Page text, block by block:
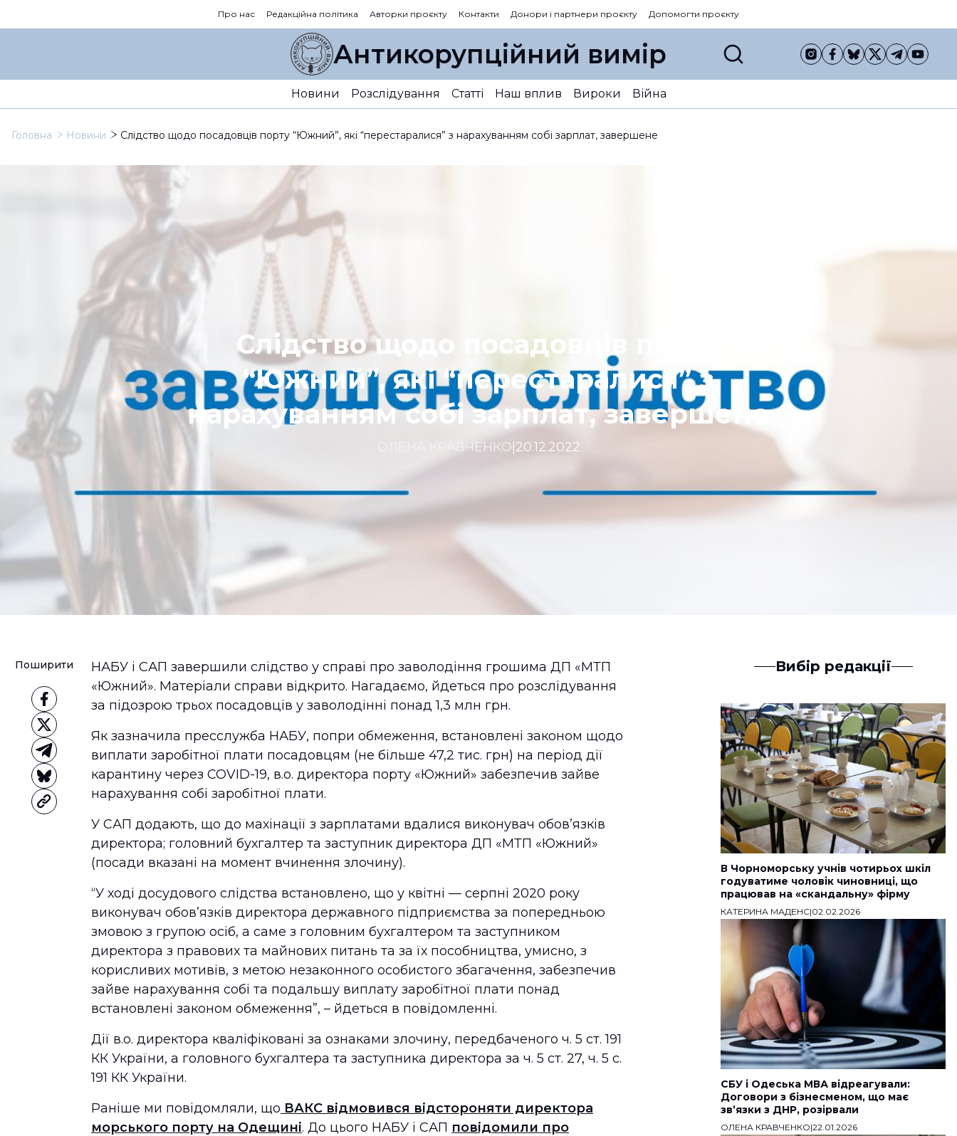
Про нас Редакційна політика Авторки проєкту Контакти Донори і партнери проєкту Допомогти проєкту
Антикорупційний вимір
Новини Розслідування Статті Наш вплив Вироки Війна
Головна Новини Слідство щодо посадовців порту “Южний”, які “перестаралися” з нарахуванням собі зарплат, завершене
Слідство щодо посадовців порту
“Южний”, які “перестаралися” з
нарахуванням собі зарплат, завершене
ОЛЕНА КРАВЧЕНКО|20.12.2022
Поширити
НАБУ і САП завершили слідство у справі про заволодіння грошима ДП «МТП
«Южний». Матеріали справи відкрито. Нагадаємо, йдеться про розслідування
за підозрою трьох посадовців у заволодінні понад 1,3 млн грн.
Як зазначила пресслужба НАБУ, попри обмеження, встановлені законом щодо
виплати заробітної плати посадовцям (не більше 47,2 тис. грн) на період дії
карантину через COVID-19, в.о. директора порту «Южний» забезпечив зайве
нарахування собі заробітної плати.
У САП додають, що до махінації з зарплатами вдалися виконувач обов’язків
директора; головний бухгалтер та заступник директора ДП «МТП «Южний»
(посади вказані на момент вчинення злочину).
“У ході досудового слідства встановлено, що у квітні — серпні 2020 року
виконувач обов’язків директора державного підприємства за попередньою
змовою з групою осіб, а саме з головним бухгалтером та заступником
директора з правових та майнових питань та за їх пособництва, умисно, з
корисливих мотивів, з метою незаконного особистого збагачення, забезпечив
зайве нарахування собі та подальшу виплату заробітної плати понад
встановлені законом обмеження”, – йдеться в повідомленні.
Дії в.о. директора кваліфіковані за ознаками злочину, передбаченого ч. 5 ст. 191
КК України, а головного бухгалтера та заступника директора за ч. 5 ст. 27, ч. 5 с.
191 КК України.
Раніше ми повідомляли, що ВАКС відмовився відстороняти директора
морського порту на Одещині. До цього НАБУ і САП повідомили про
Вибір редакції
В Чорноморську учнів чотирьох шкіл
годуватиме чоловік чиновниці, що
працював на «скандальну» фірму
КАТЕРИНА МАДЕНС|02.02.2026
СБУ і Одеська МВА відреагували:
Договори з бізнесменом, що має
звʼязки з ДНР, розірвали
ОЛЕНА КРАВЧЕНКО|22.01.2026